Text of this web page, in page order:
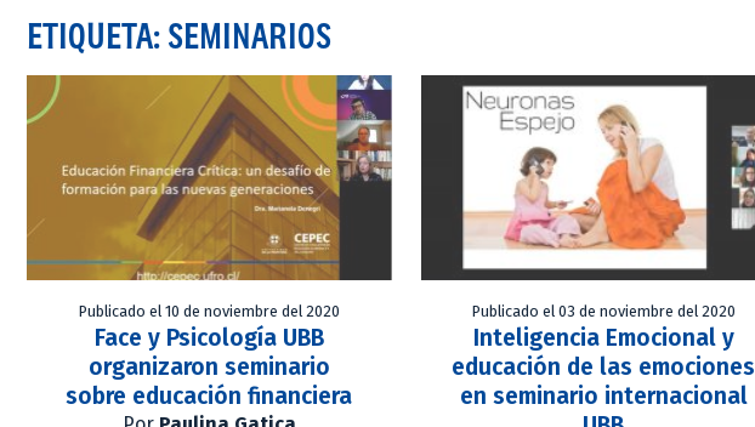
ETIQUETA: SEMINARIOS
Publicado el 10 de noviembre del 2020
Face y Psicología UBB
organizaron seminario
sobre educación financiera
Publicado el 03 de noviembre del 2020
Inteligencia Emocional y
educación de las emociones
en seminario internacional